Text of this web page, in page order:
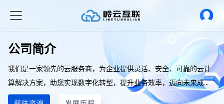
公司简介
我们是一家领先的云服务商，为企业提供灵活、安全、可靠的云计
算解决方案，助您实现数字化转型，提升业务效率，迈向未来成
功。